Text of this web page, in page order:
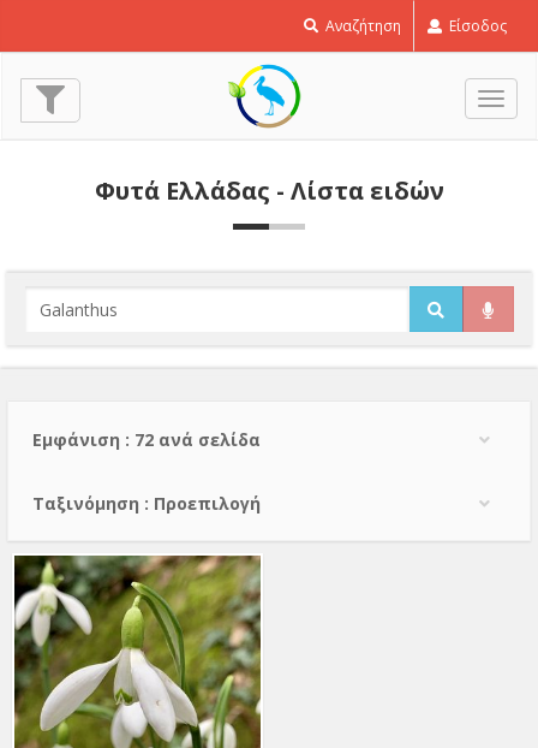
Αναζήτηση Είσοδος
Φυτά Ελλάδας - Λίστα ειδών
Εμφάνιση : 72 ανά σελίδα
Тαξινόμηση : Προεπιλογή